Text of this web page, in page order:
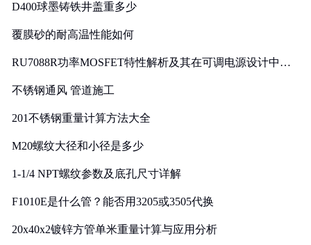
D400球墨铸铁井盖重多少
覆膜砂的耐高温性能如何
RU7088R功率MOSFET特性解析及其在可调电源设计中的
不锈钢通风 管道施工
201不锈钢重量计算方法大全
M20螺纹大径和小径是多少
1-1/4 NPT螺纹参数及底孔尺寸详解
F1010E是什么管？能否用3205或3505代换
20x40x2镀锌方管单米重量计算与应用分析